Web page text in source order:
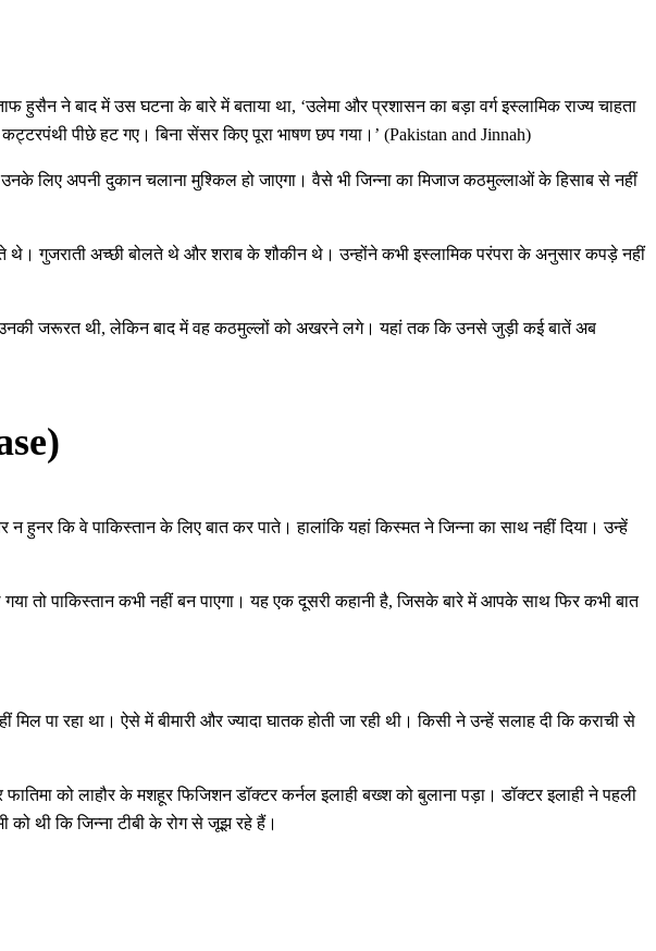
ने बाद में उस घटना के बारे में बताया था, ‘उलेमा और प्रशासन का बड़ा वर्ग इस्लामिक राज्य चाहता
पीछे हट गए। बिना सेंसर किए पूरा भाषण छप गया।’ (Pakistan and Jinnah)
लिए अपनी दुकान चलाना मुश्किल हो जाएगा। वैसे भी जिन्ना का मिजाज कठमुल्लाओं के हिसाब से नहीं
गुजराती अच्छी बोलते थे और शराब के शौकीन थे। उन्होंने कभी इस्लामिक परंपरा के अनुसार कपड़े नहीं
जरूरत थी, लेकिन बाद में वह कठमुल्लों को अखरने लगे। यहां तक कि उनसे जुड़ी कई बातें अब
हुनर कि वे पाकिस्तान के लिए बात कर पाते। हालांकि यहां किस्मत ने जिन्ना का साथ नहीं दिया। उन्हें
तो पाकिस्तान कभी नहीं बन पाएगा। यह एक दूसरी कहानी है, जिसके बारे में आपके साथ फिर कभी बात
पा रहा था। ऐसे में बीमारी और ज्यादा घातक होती जा रही थी। किसी ने उन्हें सलाह दी कि कराची से
को लाहौर के मशहूर फिजिशन डॉक्टर कर्नल इलाही बख्श को बुलाना पड़ा। डॉक्टर इलाही ने पहली
को थी कि जिन्ना टीबी के रोग से जूझ रहे हैं।